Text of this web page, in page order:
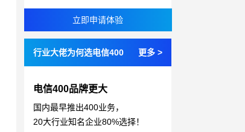
行业大佬为何选电信400 更多 >
电信400品牌更大
国内最早推出400业务，
20大行业知名企业80%选择！